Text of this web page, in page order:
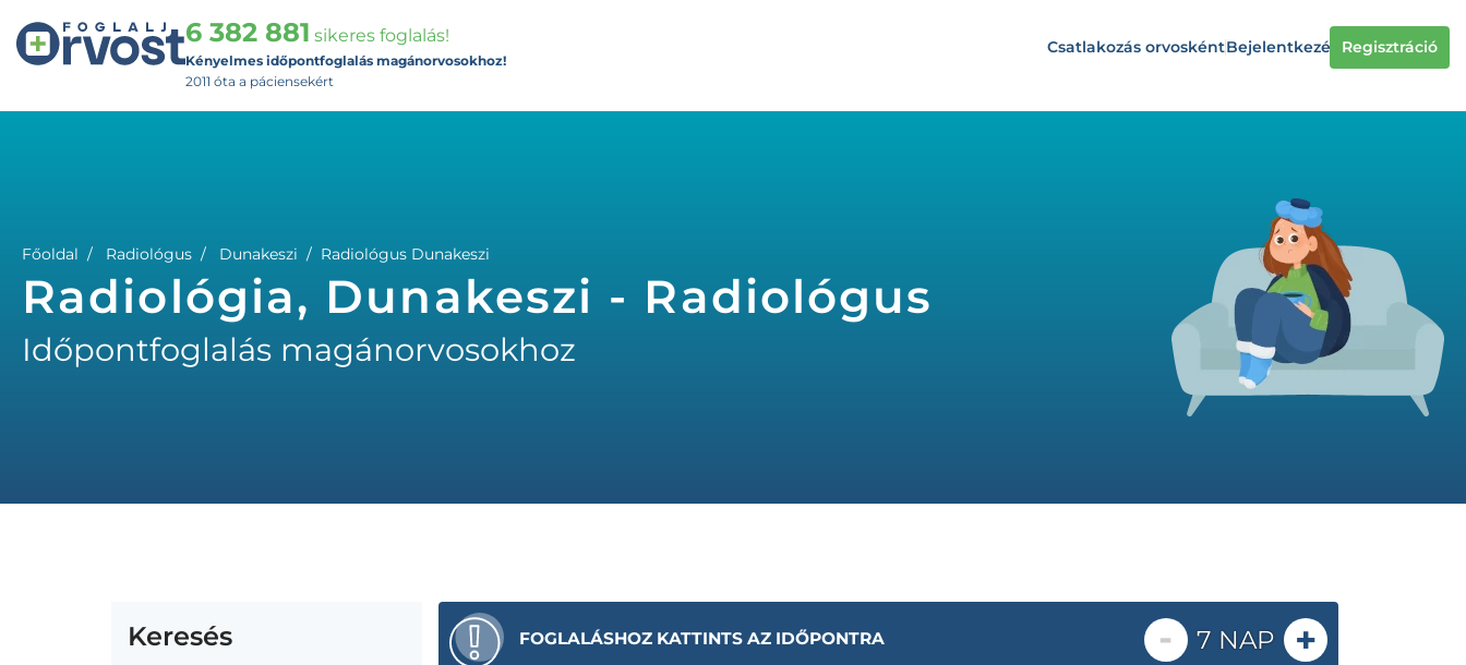
6 382 881 sikeres foglalás!
Kényelmes időpontfoglalás magánorvosokhoz!
2011 óta a páciensekért
Csatlakozás orvoskéntBejelentkezés Regisztráció
Főoldal Radiológus Dunakeszi Radiológus Dunakeszi
Radiológia, Dunakeszi - Radiológus
Időpontfoglalás magánorvosokhoz
Keresés FOGLALÁSHOZ KATTINTS AZ IDŐPONTRA - 7 NAP +